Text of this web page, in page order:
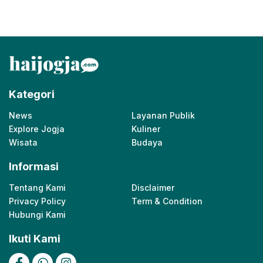
Kategori
News
Layanan Publik
Explore Jogja
Kuliner
Wisata
Budaya
Informasi
Tentang Kami
Disclaimer
Privacy Policy
Term & Condition
Hubungi Kami
Ikuti Kami